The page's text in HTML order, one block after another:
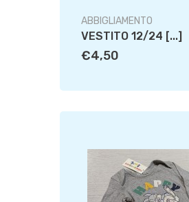
ABBIGLIAMENTO
VESTITO 12/24 [...]
€4,50